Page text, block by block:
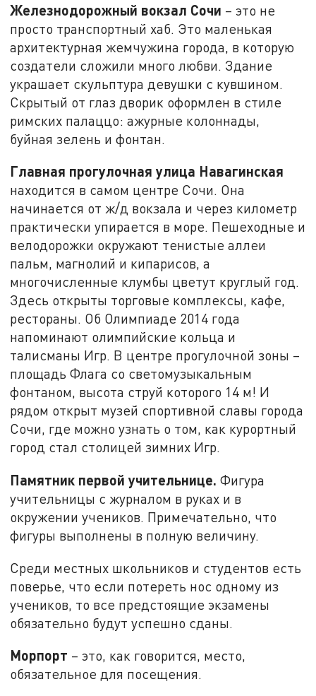
Железнодорожный вокзал Сочи – это не
просто транспортный хаб. Это маленькая
архитектурная жемчужина города, в которую
создатели сложили много любви. Здание
украшает скульптура девушки с кувшином.
Скрытый от глаз дворик оформлен в стиле
римских палаццо: ажурные колоннады,
буйная зелень и фонтан.
Главная прогулочная улица Навагинская
находится в самом центре Сочи. Она
начинается от ж/д вокзала и через километр
практически упирается в море. Пешеходные и
велодорожки окружают тенистые аллеи
пальм, магнолий и кипарисов, а
многочисленные клумбы цветут круглый год.
Здесь открыты торговые комплексы, кафе,
рестораны. Об Олимпиаде 2014 года
напоминают олимпийские кольца и
талисманы Игр. В центре прогулочной зоны –
площадь Флага со светомузыкальным
фонтаном, высота струй которого 14 м! И
рядом открыт музей спортивной славы города
Сочи, где можно узнать о том, как курортный
город стал столицей зимних Игр.
Памятник первой учительнице. Фигура
учительницы с журналом в руках и в
окружении учеников. Примечательно, что
фигуры выполнены в полную величину.
Среди местных школьников и студентов есть
поверье, что если потереть нос одному из
учеников, то все предстоящие экзамены
обязательно будут успешно сданы.
Морпорт – это, как говорится, место,
обязательное для посещения.